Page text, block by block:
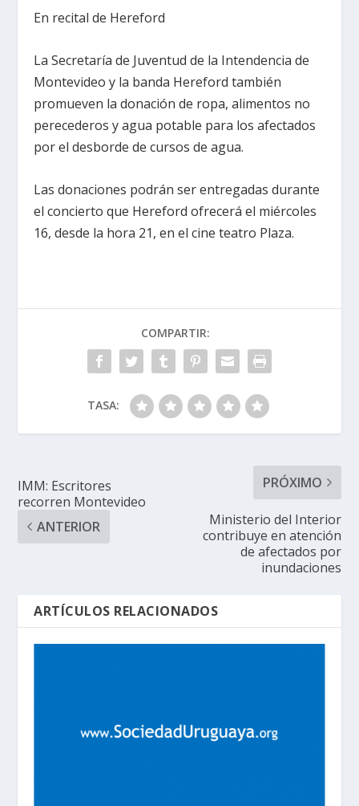
En recital de Hereford
La Secretaría de Juventud de la Intendencia de
Montevideo y la banda Hereford también
promueven la donación de ropa, alimentos no
perecederos y agua potable para los afectados
por el desborde de cursos de agua.
Las donaciones podrán ser entregadas durante
el concierto que Hereford ofrecerá el miércoles
16, desde la hora 21, en el cine teatro Plaza.
COMPARTIR:
TASA:
IMM: Escritores
recorren Montevideo
ANTERIOR
PRÓXIMO
Ministerio del Interior
contribuye en atención
de afectados por
inundaciones
ARTÍCULOS RELACIONADOS